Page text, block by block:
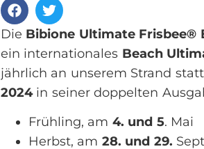
Die Bibione Ultimate Frisbee®
ein internationales Beach
jährlich an unserem Strand
2024in seiner doppelten
Frühling, am 4. und 5. Mai
Herbst, am 28. und 29.